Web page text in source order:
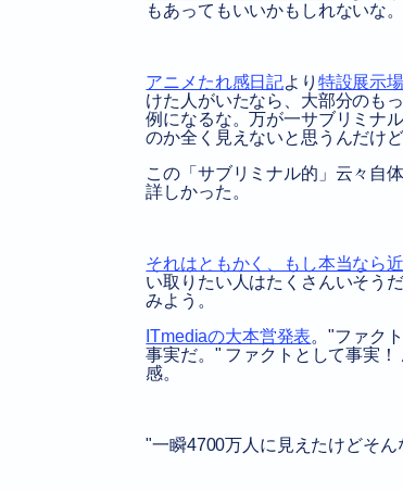
もあってもいいかもしれないな
アニメたれ感日記より 特設展示場
けた人がいたなら、大部分のも
例になるな。万が一サブリミナ
のか全く見えないと思うんだけど
この「サブリミナル的」云々自
詳しかった。
それはともかく、もし本当なら
い取りたい人はたくさんいそう
みよう。
ITmediaの大本営発表。 ファク
事実だ。
ファクトとして事実
感。
一瞬4700万人に見えたけどそん